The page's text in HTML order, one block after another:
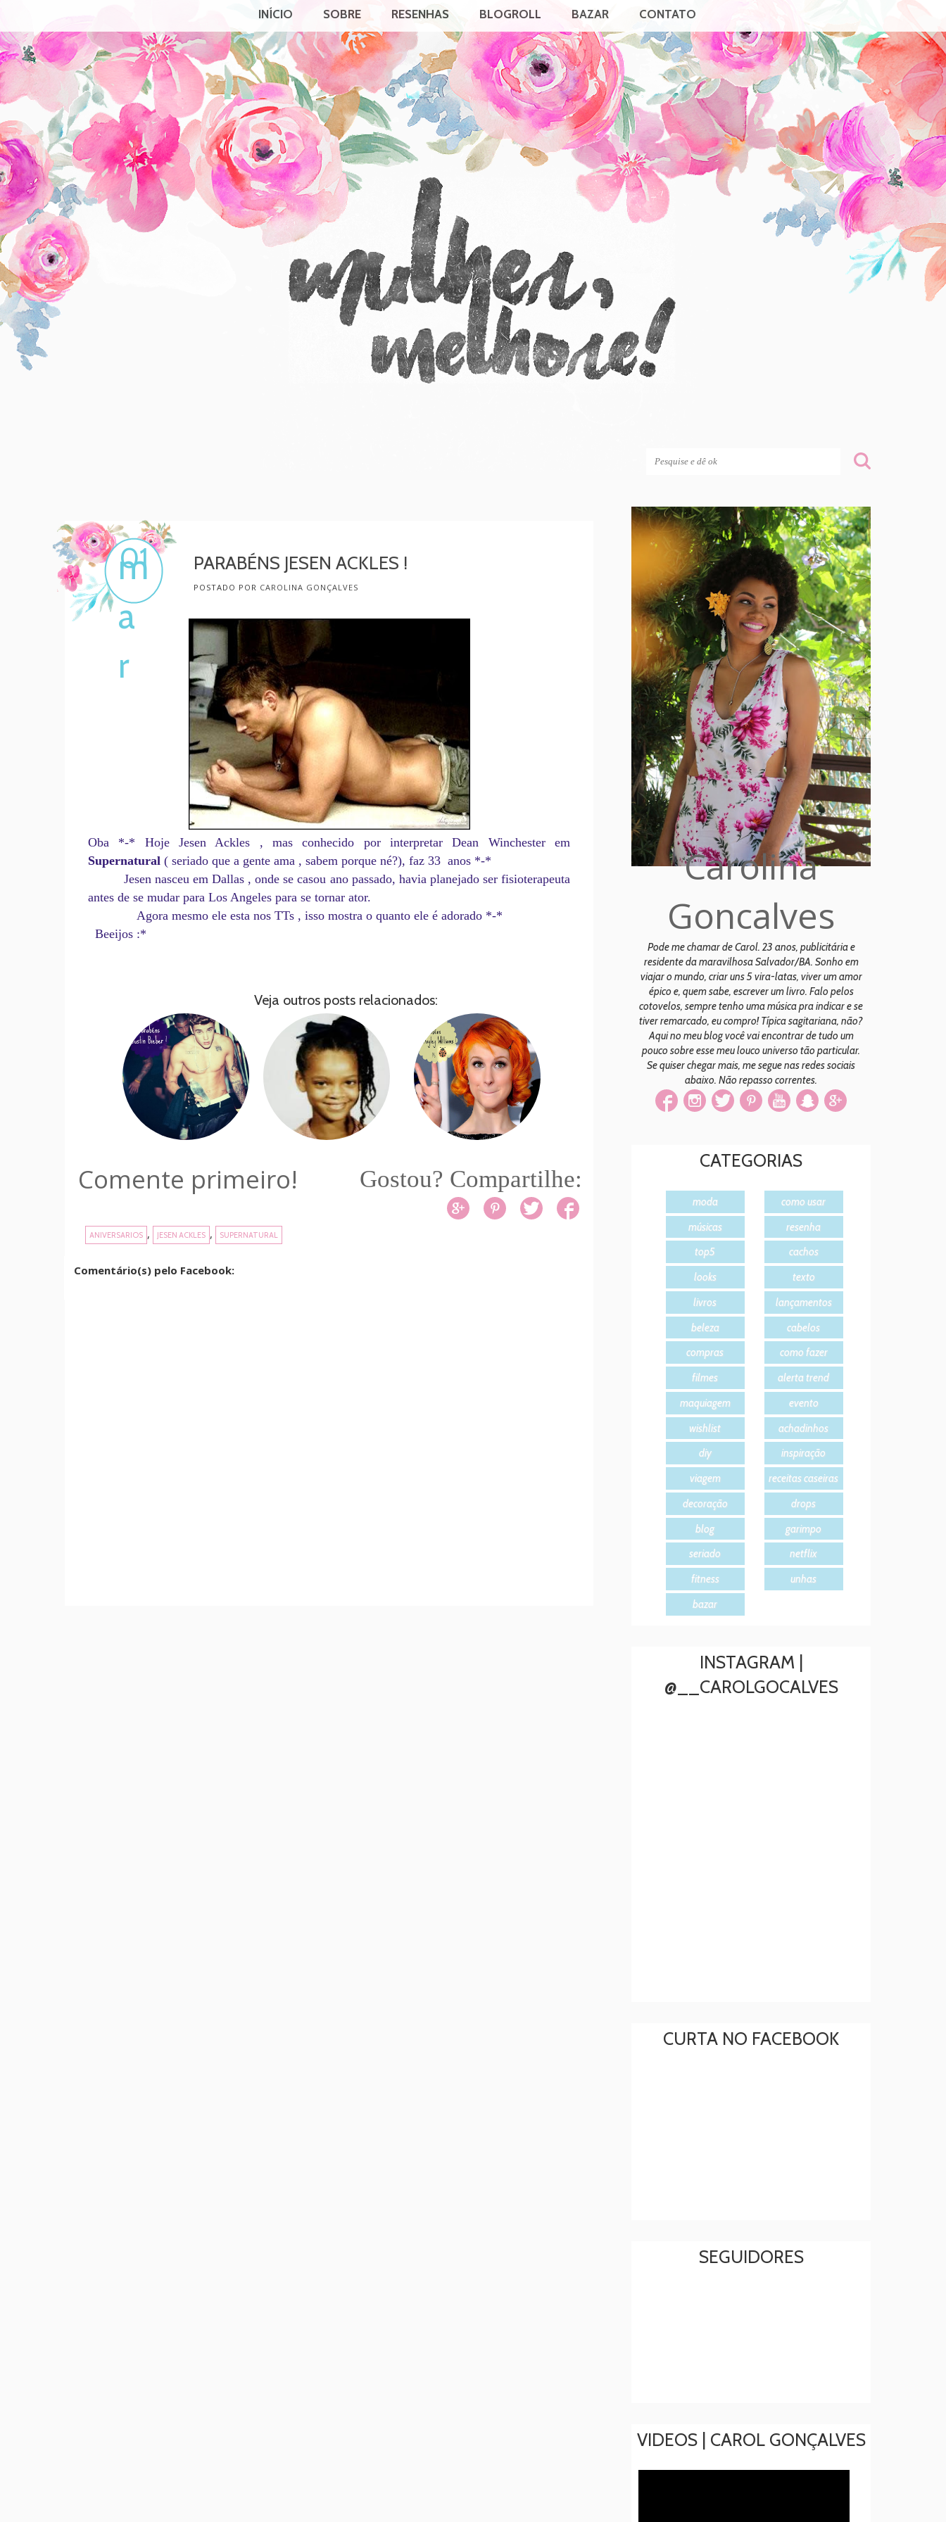
INÍCIO SOBRE RESENHAS BLOGROLL BAZAR CONTATO
01
m
a
r
PARABÉNS JESEN ACKLES !
POSTADO POR CAROLINA GONÇALVES
Oba *-* Hoje Jesen Ackles , mas conhecido por interpretar Dean Winchester em
Supernatural ( seriado que a gente ama , sabem porque né?), faz 33 anos *-*
Jesen nasceu em Dallas , onde se casou ano passado, havia planejado ser fisioterapeuta
antes de se mudar para Los Angeles para se tornar ator.
Agora mesmo ele esta nos TTs , isso mostra o quanto ele é adorado *-*
Beeijos :*
Veja outros posts relacionados:
Comente primeiro! Gostou? Compartilhe:
ANIVERSARIOS , JESEN ACKLES , SUPERNATURAL
Comentário(s) pelo Facebook:
Carolina
Goncalves
Pode me chamar de Carol. 23 anos, publicitária e
residente da maravilhosa Salvador/BA. Sonho em
viajar o mundo, criar uns 5 vira-latas, viver um amor
épico e, quem sabe, escrever um livro. Falo pelos
cotovelos, sempre tenho uma música pra indicar e se
tiver remarcado, eu compro! Típica sagitariana, não?
Aqui no meu blog você vai encontrar de tudo um
pouco sobre esse meu louco universo tão particular.
Se quiser chegar mais, me segue nas redes sociais
abaixo. Não repasso correntes.
CATEGORIAS
moda
como usar
músicas
resenha
top5
cachos
looks
texto
livros
lançamentos
beleza
cabelos
compras
como fazer
filmes
alerta trend
maquiagem
evento
wishlist
achadinhos
diy
inspiração
viagem
receitas caseiras
decoração
drops
blog
garimpo
seriado
netflix
fitness
unhas
bazar
INSTAGRAM |
@__CAROLGOCALVES
CURTA NO FACEBOOK
SEGUIDORES
VIDEOS | CAROL GONÇALVES